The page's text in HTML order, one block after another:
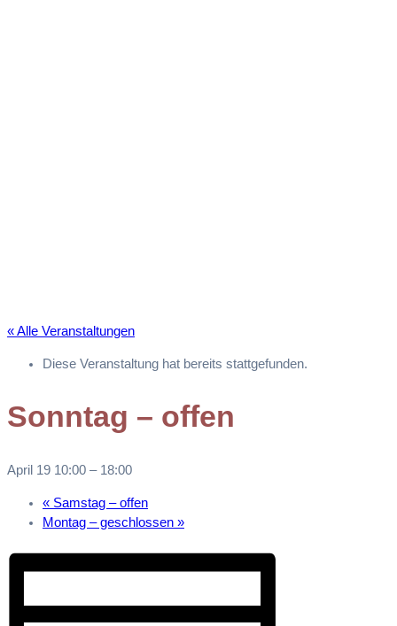
« Alle Veranstaltungen
Diese Veranstaltung hat bereits stattgefunden.
Sonntag – offen
April 19 10:00 – 18:00
« Samstag – offen
Montag – geschlossen »